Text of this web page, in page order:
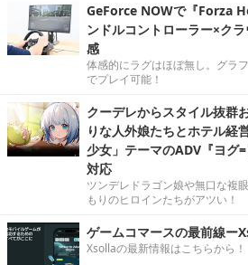
GeForce NOWで『Forza
ンドルコントローラー×ク
感
体感的にラグはほぼ無し。グラ
でプレイ可能！
クーデレからスタイル抜群
りな人外娘たちとホテル経
少女」テーマのADV『ヨグ
対応
ツンデレドラゴン娘や無口な複
もりのヒロインたちがアツい！
ゲームコマースの最前線ー
Xsollaの最新情報はこちらから！